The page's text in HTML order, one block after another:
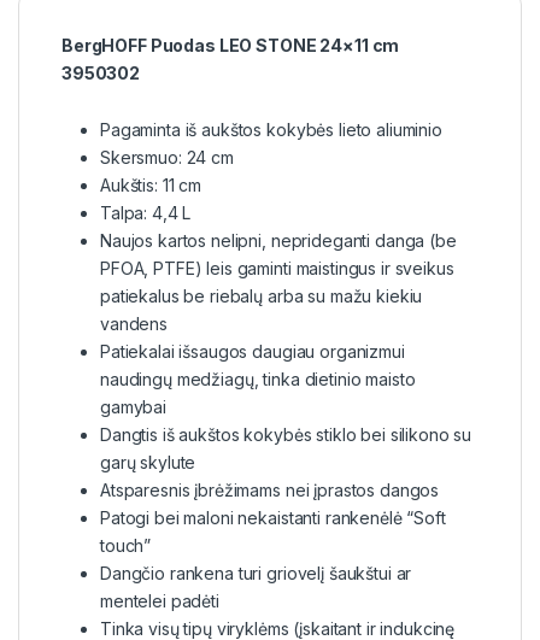
BergHOFF Puodas LEO STONE 24×11 cm
3950302
Pagaminta iš aukštos kokybės lieto aliuminio
Skersmuo: 24 cm
Aukštis: 11 cm
Talpa: 4,4 L
Naujos kartos nelipni, neprideganti danga (be
PFOA, PTFE) leis gaminti maistingus ir sveikus
patiekalus be riebalų arba su mažu kiekiu
vandens
Patiekalai išsaugos daugiau organizmui
naudingų medžiagų, tinka dietinio maisto
gamybai
Dangtis iš aukštos kokybės stiklo bei silikono su
garų skylute
Atsparesnis įbrėžimams nei įprastos dangos
Patogi bei maloni nekaistanti rankenėlė “Soft
touch”
Dangčio rankena turi griovelį šaukštui ar
mentelei padėti
Tinka visų tipų viryklėms (įskaitant ir indukcinę